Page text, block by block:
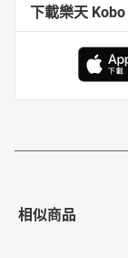
下載樂天
相似商品